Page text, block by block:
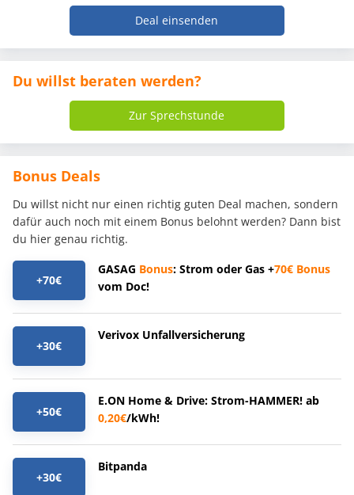
Deal einsenden
Du willst beraten werden?
Zur Sprechstunde
Bonus Deals
Du willst nicht nur einen richtig guten Deal machen, sondern
dafür auch noch mit einem Bonus belohnt werden? Dann bist
du hier genau richtig.
+70€
GASAG Bonus: Strom oder Gas +70€ Bonus
vom Doc!
+30€
Verivox Unfallversicherung
+50€
E.ON Home & Drive: Strom-HAMMER! ab
0,20€/kWh!
+30€
Bitpanda